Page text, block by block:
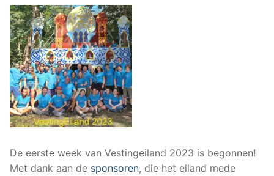
De eerste week van Vestingeiland 2023 is begonnen!
Met dank aan de sponsoren, die het eiland mede